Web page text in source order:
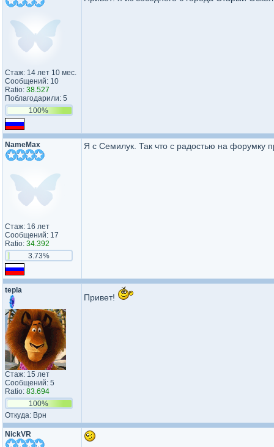
Стаж: 14 лет 10 мес.
Сообщений: 10
Ratio: 38.527
Поблагодарили: 5
100%
NameMax
Стаж: 16 лет
Сообщений: 17
Ratio: 34.392
3.73%
Я с Семилук. Так что с радостью на форумку
tepla
Стаж: 15 лет
Сообщений: 5
Ratio: 83.694
100%
Откуда: Врн
Привет!
NickVR